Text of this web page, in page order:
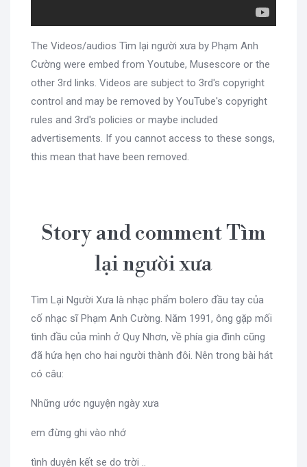
The Videos/audios Tìm lại người xưa by Phạm Anh
Cường were embed from Youtube, Musescore or the
other 3rd links. Videos are subject to 3rd's copyright
control and may be removed by YouTube's copyright
rules and 3rd's policies or maybe included
advertisements. If you cannot access to these songs,
this mean that have been removed.
Story and comment Tìm
lại người xưa
Tìm Lại Người Xưa là nhạc phẩm bolero đầu tay của
cố nhạc sĩ Phạm Anh Cường. Năm 1991, ông gặp mối
tình đầu của mình ở Quy Nhơn, về phía gia đình cũng
đã hứa hẹn cho hai người thành đôi. Nên trong bài hát
có câu:
Những ước nguyện ngày xưa
em đừng ghi vào nhớ
tình duyên kết se do trời ..